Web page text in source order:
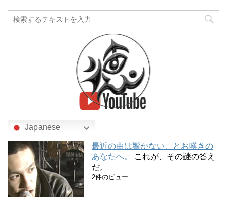
Japanese
最近の曲は響かない、とお嘆きの
あなたへ。
これが、その謎の答え
だ。
2件のビュー